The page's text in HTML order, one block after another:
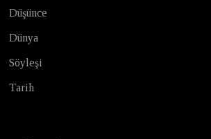
Düşünce
Dünya
Söyleşi
Tarih